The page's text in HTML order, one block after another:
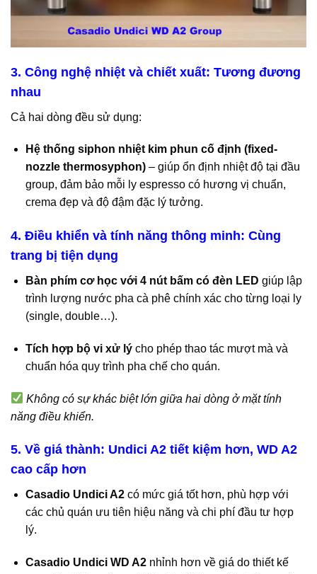
3. Công nghệ nhiệt và chiết xuất: Tương đương
nhau
Cả hai dòng đều sử dụng:
Hệ thống siphon nhiệt kim phun cố định (fixed-
nozzle thermosyphon)– giúp ổn định nhiệt độ tại đầu
group, đảm bảo mỗi ly espresso có hương vị chuẩn,
crema đẹp và độ đậm đặc lý tưởng.
4. Điều khiển và tính năng thông minh: Cùng
trang bị tiện dụng
Bàn phím cơ học với 4 nút bấm có đèn LED giúp lập
trình lượng nước pha cà phê chính xác cho từng loại ly
(single, double…).
Tích hợp bộ vi xử lýcho phép thao tác mượt mà và
chuẩn hóa quy trình pha chế cho quán.
Không có sự khác biệt lớn giữa hai dòng ở mặt tính
năng điều khiển.
5. Về giá thành: Undici A2 tiết kiệm hơn, WD A2
cao cấp hơn
Casadio Undici A2có mức giá tốt hơn, phù hợp với
các chủ quán ưu tiên hiệu năng và chi phí đầu tư hợp
lý.
Casadio Undici WD A2nhỉnh hơn về giá do thiết kế